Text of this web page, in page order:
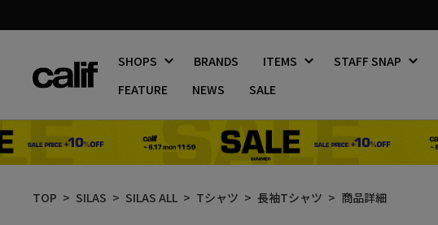
SHOPS BRANDS ITEMS STAFF SNAP
FEATURE
NEWS SALE
TOP SILAS SILAS ALL Tシャツ 長袖Tシャツ 商品詳細